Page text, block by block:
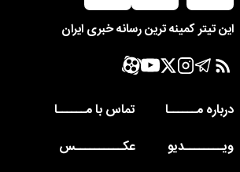
این تیتر کمینه ترین رسانه خبری ایران
درباره مــــــا
تماس با مــــــا
ویــــــــدیو
عکــــــــــس